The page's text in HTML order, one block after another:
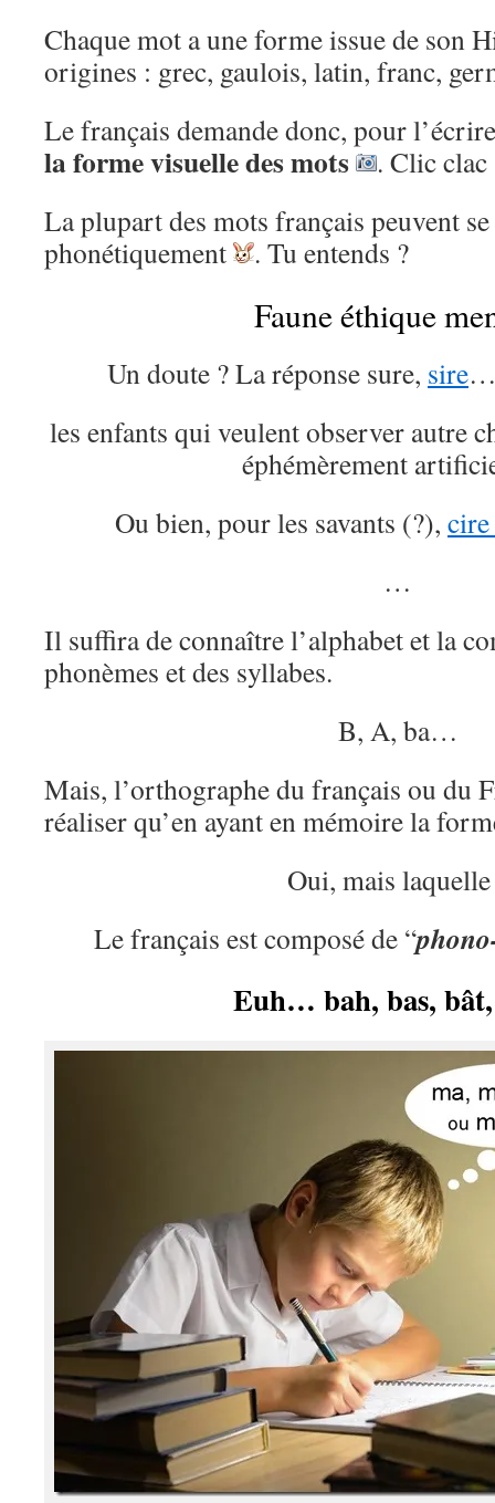
Chaque mot a une forme issue de son
origines : grec, gaulois, latin, franc,
Le français demande donc, pour
la forme visuelle des mots
. Clic
La plupart des mots français peuvent
phonétiquement
. Tu entends ?
Faune éthique
Un doute ? La réponse sure, sire…
les enfants qui veulent observer autre
éphémèrement
Ou bien, pour les savants (?),
…
Il suffira de connaître l’alphabet et la
phonèmes et des syllabes.
B, A, ba…
Mais, l’orthographe du français ou du
réaliser qu’en ayant en mémoire la
Oui, mais laquelle
Le français est composé de “
Euh… bah, bas,